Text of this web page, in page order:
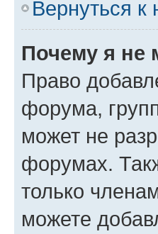
Вернуться к
Почему я не
Право
форума,
может не
форумах.
только
можете